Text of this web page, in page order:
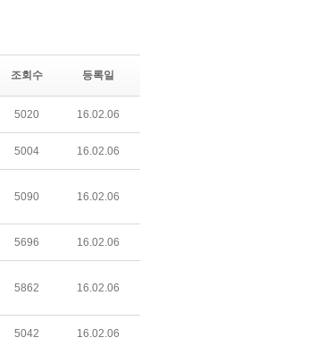
조회수 등록일
5020 16.02.06
5004 16.02.06
5090 16.02.06
5696 16.02.06
5862 16.02.06
5042 16.02.06